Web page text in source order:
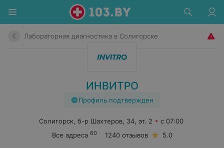
Лабораторная диагностика в Солигорске
ИНВИТРО
Профиль подтвержден
Солигорск, б-р Шахтеров, 34, эт. 2
с 07:00
Все адреса 60 1240 отзывов 5.0